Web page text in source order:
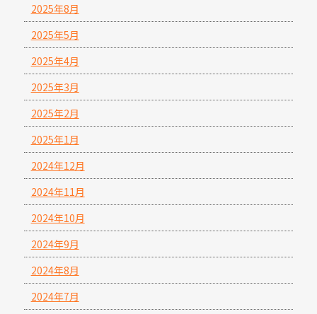
2025年8月
2025年5月
2025年4月
2025年3月
2025年2月
2025年1月
2024年12月
2024年11月
2024年10月
2024年9月
2024年8月
2024年7月